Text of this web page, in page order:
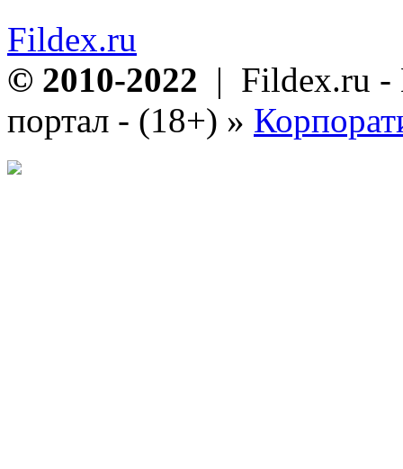
Fildex.ru
© 2010-2022 | Fildex.ru -
портал - (18+) »